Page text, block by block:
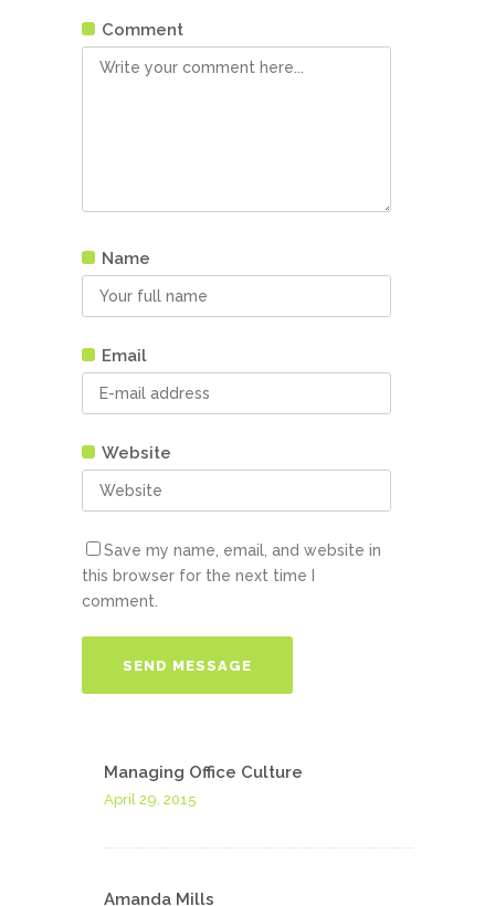
Comment
Name
Email
Website
Save my name, email, and website in
this browser for the next time I
comment.
Managing Office Culture
April 29, 2015
Amanda Mills